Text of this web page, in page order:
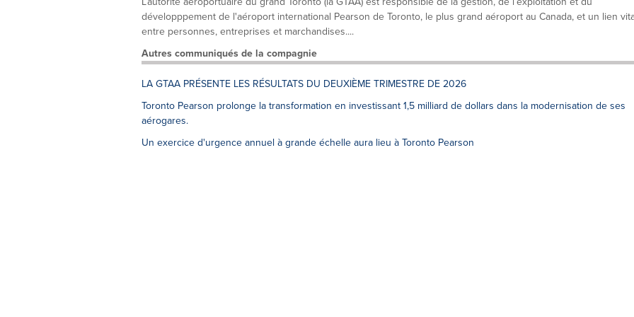
développpement de l'aéroport international Pearson de Toronto, le plus grand aéroport au Canada, et un lien
entre personnes, entreprises et marchandises....
Autres communiqués de la compagnie
LA GTAA PRÉSENTE LES RÉSULTATS DU DEUXIÈME TRIMESTRE DE 2026
Toronto Pearson prolonge la transformation en investissant 1,5 milliard de dollars dans la modernisation de ses
aérogares.
Un exercice d'urgence annuel à grande échelle aura lieu à Toronto Pearson